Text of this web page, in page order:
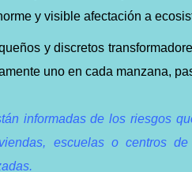
y visible afectación a
y discretos
uno en cada manzana,
informadas de los riesgos
escuelas o centros